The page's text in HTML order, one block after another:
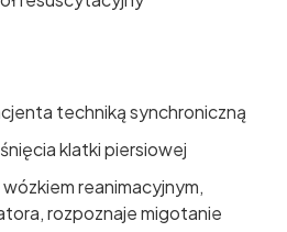
techniką synchroniczną
klatki piersiowej
reanimacyjnym,
rozpoznaje migotanie